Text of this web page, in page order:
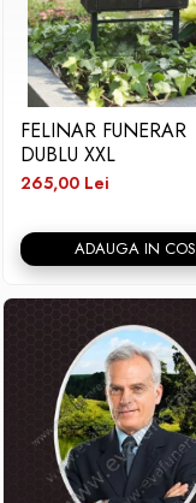
FELINAR FUNERAR
DUBLU XXL
265,00 Lei
ADAUGA IN COS